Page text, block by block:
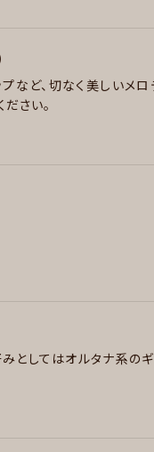
ック/ヘヴィメタル , ス
ク、主にオルタナティ
ヴィメタル , ファンク/
など、切なく美しいメ
さい。
Valentine, Sigur
・エンド, Lily Chou-
ノバ/ラテン
リーレン/ぼっち・ざ・
としてはオルタナ系のギ